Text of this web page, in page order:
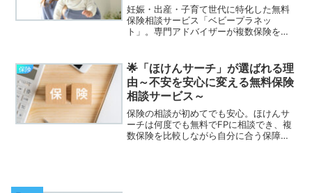
妊娠・出産・子育て世代に特化した無料
保険相談サービス「ベビープラネッ
ト」。専門アドバイザーが複数保険を比
保険
🌟「ほけんサーチ」が選ばれる理
由～不安を安心に変える無料保険
相談サービス～
保険の相談が初めてでも安心。ほけんサ
ーチは何度でも無料でFPに相談でき、複
数保険を比較しながら自分に合う保障を